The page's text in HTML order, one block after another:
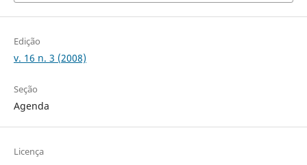
Edição
v. 16 n. 3 (2008)
Seção
Agenda
Licença